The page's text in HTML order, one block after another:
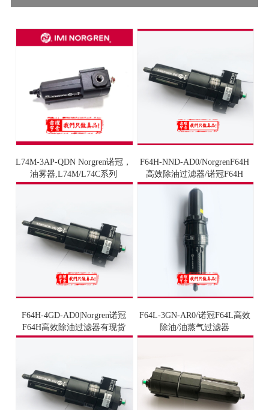
L74M-3AP-QDN Norgren诺冠，
油雾器,L74M/L74C系列
F64H-NND-AD0/NorgrenF64H
高效除油过滤器/诺冠F64H
F64H-4GD-AD0|Norgren诺冠
F64H高效除油过滤器有现货
F64L-3GN-AR0/诺冠F64L高效
除油/油蒸气过滤器